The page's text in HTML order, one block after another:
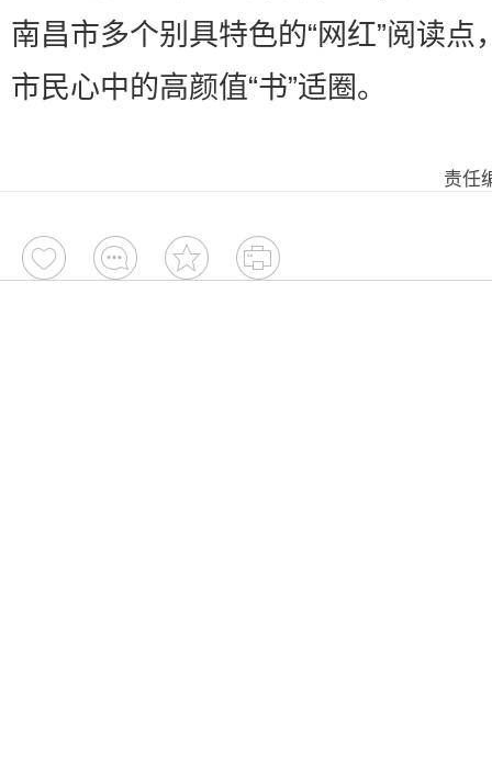
南昌市多个别具特色的“网红”阅读点
市民心中的高颜值“书”适圈。
责任